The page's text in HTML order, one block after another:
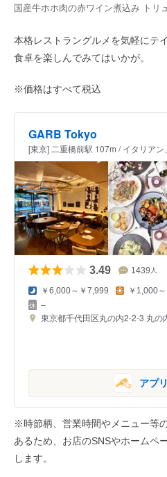
国産牛ホホ肉の赤ワイン煮込み トリ
本格レストラングルメを気軽にテ
食卓を楽しんでみてはいかが。
※価格はすべて税込
GARB Tokyo
[東京] 二重橋前駅 107m / イタリア
3.49 1439 人
￥6,000～￥7,999 ￥1,000
–
東京都千代田区丸の内2-2-3 丸
アプ
※時節柄、営業時間やメニュー等
あるため、お店のSNSやホームペ
します。